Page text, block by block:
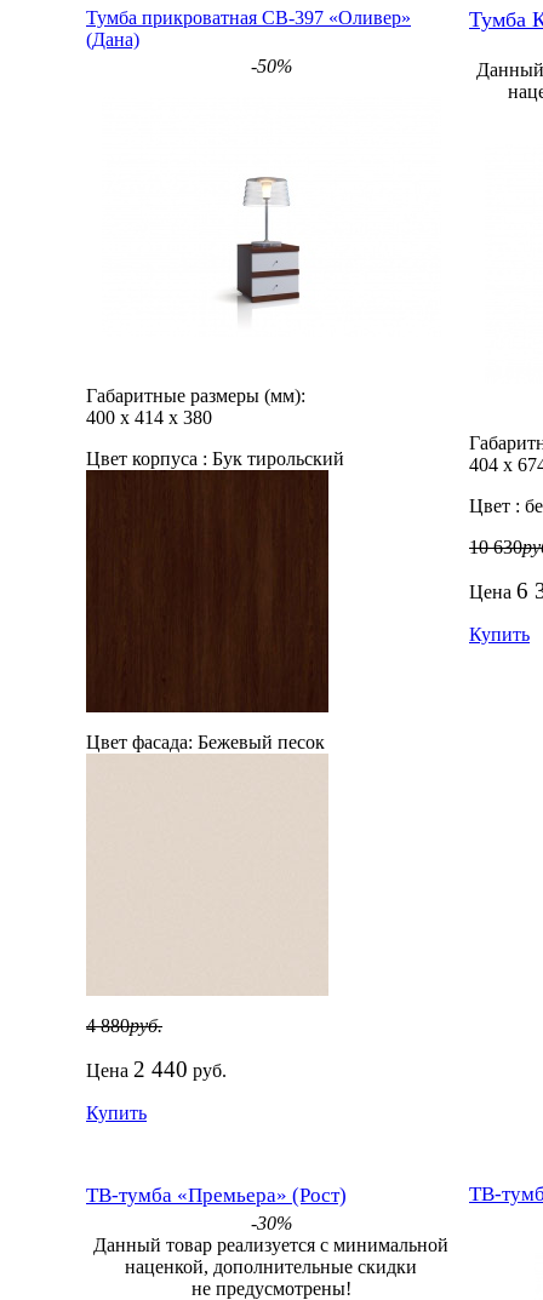
Тумба прикроватная СВ-397 «Оливер»
(Дана)
-50%
Габаритные размеры (мм):
400 х 414 х 380
Цвет корпуса : Бук тирольский
Цвет фасада: Бежевый песок
4 880руб.
Цена 2 440 руб.
Купить
Тумба
Данный
404 х
Цвет :
10 630
Цена 6
Купить
ТВ-тумба «Премьера» (Рост)
-30%
Данный товар реализуется с минимальной
наценкой, дополнительные скидки
не предусмотрены!
ТВ-